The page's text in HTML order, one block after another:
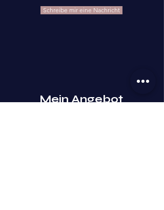
Schreibe mir eine Nachricht
Mein Angebot